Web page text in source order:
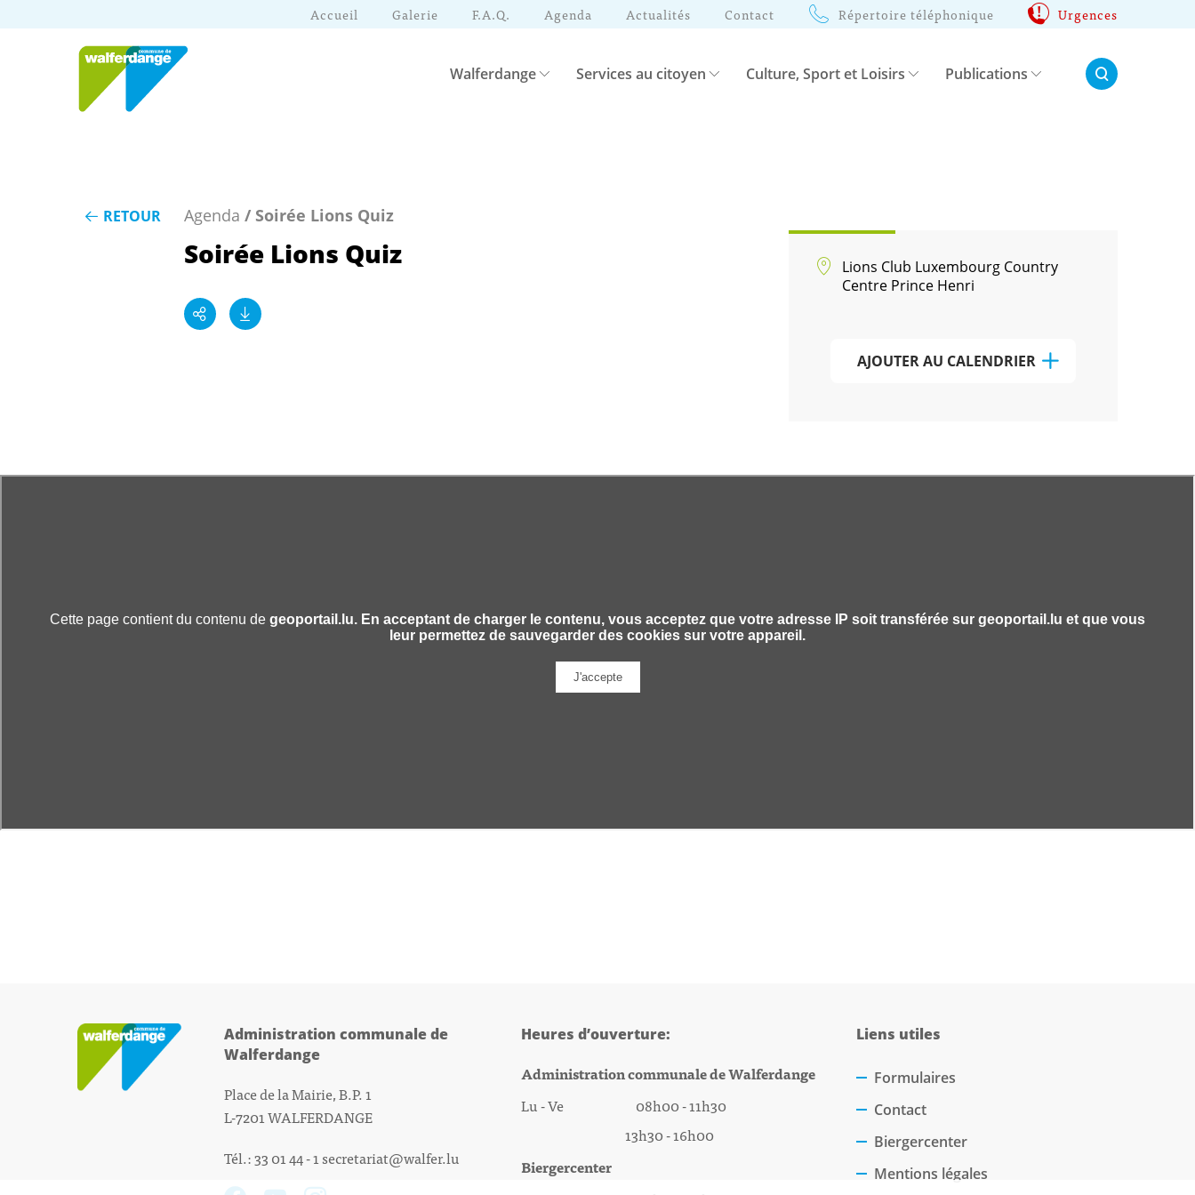
Accueil Galerie F.A.Q. Agenda Actualités Contact Répertoire téléphonique Urgences
Walferdange Services au citoyen Culture, Sport et Loisirs Publications Rechercher:
RETOUR Agenda / Soirée Lions Quiz
Soirée Lions Quiz
Lions Club Luxembourg Country
Centre Prince Henri
AJOUTER AU CALENDRIER
Administration communale de
Walferdange
Place de la Mairie, B.P. 1
L-7201 WALFERDANGE
Tél.: 33 01 44 - 1secretariat@walfer.lu
Heures d’ouverture:
Administration communale de Walferdange
Lu - Ve 08h00 - 11h30
13h30 - 16h00
Biergercenter
Liens utiles
Formulaires
Contact
Biergercenter
Mentions légales